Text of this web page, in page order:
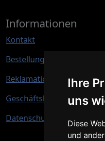
Ihre
uns
Diese
und
Informationen
Kontakt
Bestellung verfolgen
Reklamation und
Geschäftsbedingungen
Datenschutz